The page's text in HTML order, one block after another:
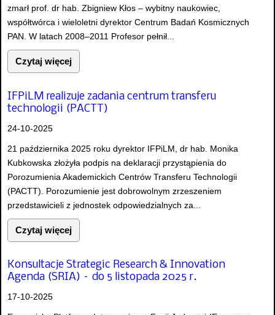
zmarł prof. dr hab. Zbigniew Kłos – wybitny naukowiec,
współtwórca i wieloletni dyrektor Centrum Badań Kosmicznych
PAN. W latach 2008–2011 Profesor pełnił...
Czytaj więcej
IFPiLM realizuje zadania centrum transferu
technologii (PACTT)
24-10-2025
21 października 2025 roku dyrektor IFPiLM, dr hab. Monika
Kubkowska złożyła podpis na deklaracji przystąpienia do
Porozumienia Akademickich Centrów Transferu Technologii
(PACTT). Porozumienie jest dobrowolnym zrzeszeniem
przedstawicieli z jednostek odpowiedzialnych za...
Czytaj więcej
Konsultacje Strategic Research & Innovation
Agenda (SRIA) – do 5 listopada 2025 r.
17-10-2025